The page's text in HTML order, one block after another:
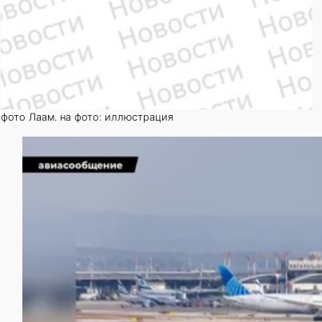
фото Лаам. на фото: иллюстрация